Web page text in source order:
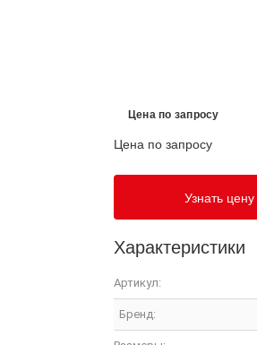
Цена по запросу
Цена по запросу
Узнать цену
Характеристики
Артикул:
Бренд: